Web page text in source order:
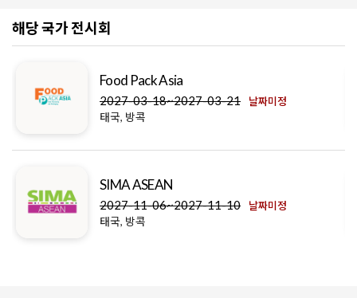
해당 국가 전시회
Food Pack Asia
2027-03-18~2027-03-21 날짜미정
태국, 방콕
SIMA ASEAN
2027-11-06~2027-11-10 날짜미정
태국, 방콕